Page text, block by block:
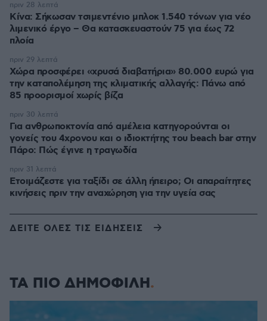
Κίνα: Σήκωσαν τσιμεντένιο μπλοκ 1.540 τόνων για νέο
λιμενικό έργο – Θα κατασκευαστούν 75 για έως 72
πλοία
πριν 28 λεπτά
Χώρα προσφέρει «χρυσά διαβατήρια» 80.000 ευρώ για
την καταπολέμηση της κλιματικής αλλαγής: Πάνω από
85 προορισμοί χωρίς βίζα
πριν 29 λεπτά
Για ανθρωποκτονία από αμέλεια κατηγορούνται οι
γονείς του 4χρονου και ο ιδιοκτήτης του beach bar στην
Πάρο: Πώς έγινε η τραγωδία
πριν 30 λεπτά
Ετοιμάζεστε για ταξίδι σε άλλη ήπειρο; Οι απαραίτητες
κινήσεις πριν την αναχώρηση για την υγεία σας
πριν 31 λεπτά
ΔΕΙΤΕ ΟΛΕΣ ΤΙΣ ΕΙΔΗΣΕΙΣ
ΤΑ ΠΙΟ ΔΗΜΟΦΙΛΗ